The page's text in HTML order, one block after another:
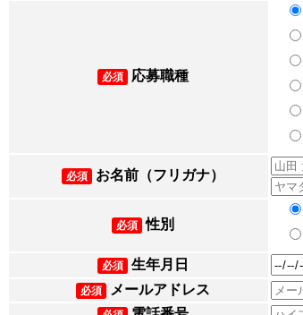
必須 応募職種
必須 お名前（フリガナ）
必須 性別
必須 生年月日
必須 メールアドレス